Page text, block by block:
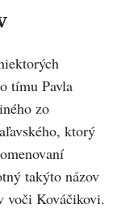
tímu Pavla
zo
ktorý
takýto názov
voči Kováčikovi.